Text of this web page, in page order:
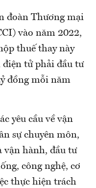
đoàn Thương mại
vào năm 2022,
thuế thay này
tử phải đầu tư
đồng mỗi năm
yêu cầu về vận
sự chuyên môn,
vận hành, đầu tư
công nghệ, cơ
thực hiện trách